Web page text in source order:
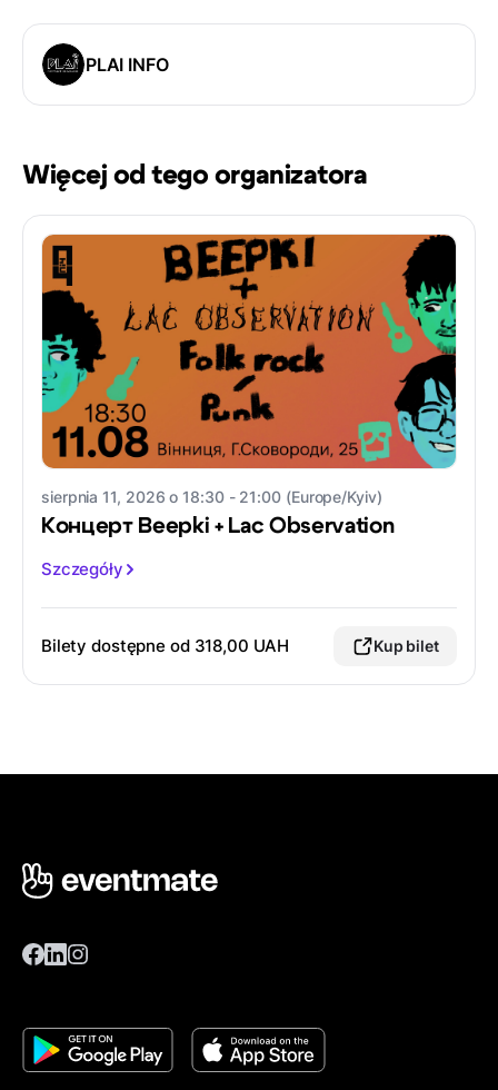
PLAI INFO
Więcej od tego organizatora
sierpnia 11, 2026 o 18:30 - 21:00 (Europe/Kyiv)
Концерт Beepki + Lac Observation
Szczegóły
Bilety dostępne od 318,00 UAH Kup bilet